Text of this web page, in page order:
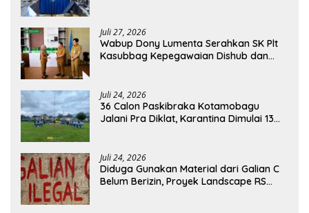
Juli 27, 2026
Wabup Dony Lumenta Serahkan SK Plt
Kasubbag Kepegawaian Dishub dan
Juli 24, 2026
36 Calon Paskibraka Kotamobagu
Jalani Pra Diklat, Karantina Dimulai 13
Juli 24, 2026
Diduga Gunakan Material dari Galian C
Belum Berizin, Proyek Landscape RS